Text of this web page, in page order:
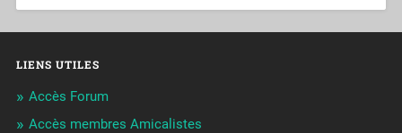
LIENS UTILES
Accès Forum
Accès membres Amicalistes